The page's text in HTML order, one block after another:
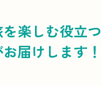
楽しむ役立つ
届けします！